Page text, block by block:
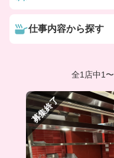
仕事内容から探す
全1店中1 〜
募集終了